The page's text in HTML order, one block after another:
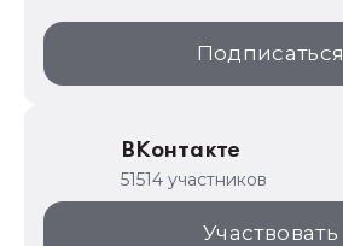
1С:Образование
ИТС.1C.ru
1С:Торговая площадка
Подписаться
ВКонтакте
51514 участников
Участвовать